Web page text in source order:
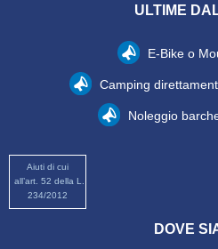
ULTIME
E-Bike o
Camping
Noleggio
Aiuti di cui
all’art. 52 della L.
234/2012
DOVE